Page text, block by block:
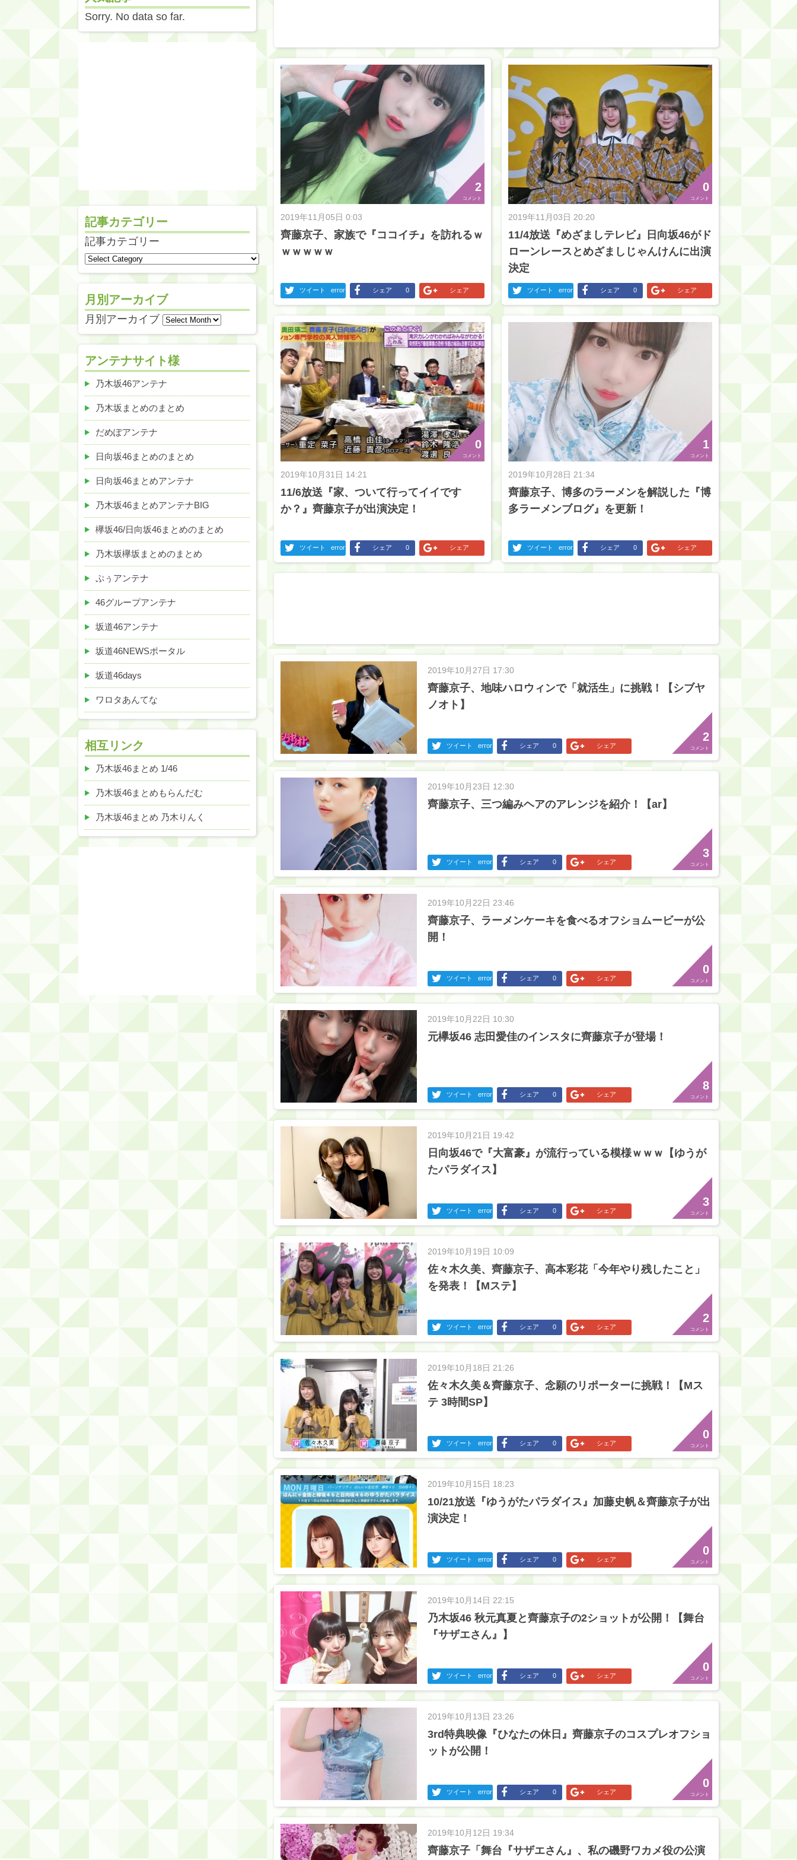
2019年11月05日 0:03
齊藤京子、家族で『ココイチ』を訪れるｗ
ｗｗｗｗｗ
2
コメント
ツイート error シェア 0 シェア
2019年11月03日 20:20
11/4放送『めざましテレビ』日向坂46がド
ローンレースとめざましじゃんけんに出演
決定
0
コメント
ツイート error シェア 0 シェア
2019年10月31日 14:21
11/6放送『家、ついて行ってイイです
か？』齊藤京子が出演決定！
0
コメント
ツイート error シェア 0 シェア
2019年10月28日 21:34
齊藤京子、博多のラーメンを解説した『博
多ラーメンブログ』を更新！
1
コメント
ツイート error シェア 0 シェア
2019年10月27日 17:30
齊藤京子、地味ハロウィンで「就活生」に挑戦！【シブヤ
ノオト】
2
コメント
ツイート error シェア 0 シェア
2019年10月23日 12:30
齊藤京子、三つ編みヘアのアレンジを紹介！【ar】
3
コメント
ツイート error シェア 0 シェア
2019年10月22日 23:46
齊藤京子、ラーメンケーキを食べるオフショムービーが公
開！
0
コメント
ツイート error シェア 0 シェア
2019年10月22日 10:30
元欅坂46 志田愛佳のインスタに齊藤京子が登場！
8
コメント
ツイート error シェア 0 シェア
2019年10月21日 19:42
日向坂46で『大富豪』が流行っている模様ｗｗｗ【ゆうが
たパラダイス】
3
コメント
ツイート error シェア 0 シェア
2019年10月19日 10:09
佐々木久美、齊藤京子、高本彩花「今年やり残したこと」
を発表！【Mステ】
2
コメント
ツイート error シェア 0 シェア
2019年10月18日 21:26
佐々木久美＆齊藤京子、念願のリポーターに挑戦！【Mス
テ 3時間SP】
0
コメント
ツイート error シェア 0 シェア
2019年10月15日 18:23
10/21放送『ゆうがたパラダイス』加藤史帆＆齊藤京子が出
演決定！
0
コメント
ツイート error シェア 0 シェア
2019年10月14日 22:15
乃木坂46 秋元真夏と齊藤京子の2ショットが公開！【舞台
『サザエさん』】
0
コメント
ツイート error シェア 0 シェア
2019年10月13日 23:26
3rd特典映像『ひなたの休日』齊藤京子のコスプレオフショ
ットが公開！
0
コメント
ツイート error シェア 0 シェア
2019年10月12日 19:34
齊藤京子「舞台『サザエさん』、私の磯野ワカメ役の公演
Sorry. No data so far.
記事カテゴリー
記事カテゴリー
月別アーカイブ
月別アーカイブ
アンテナサイト様
乃木坂46アンテナ
乃木坂まとめのまとめ
だめぽアンテナ
日向坂46まとめのまとめ
日向坂46まとめアンテナ
乃木坂46まとめアンテナBIG
欅坂46/日向坂46まとめのまとめ
乃木坂欅坂まとめのまとめ
ぷぅアンテナ
46グループアンテナ
坂道46アンテナ
坂道46NEWSポータル
坂道46days
ワロタあんてな
相互リンク
乃木坂46まとめ 1/46
乃木坂46まとめもらんだむ
乃木坂46まとめ 乃木りんく